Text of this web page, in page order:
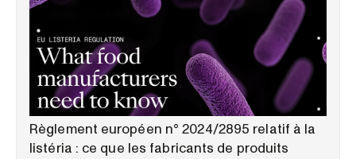
PERSPECTIVES DU MARCHÉ
Règlement européen n° 2024/2895 relatif à la
listéria : ce que les fabricants de produits